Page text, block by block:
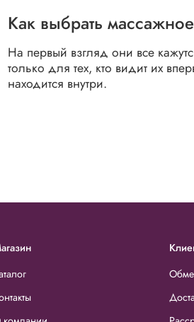
Как выбрать
На первый взгляд они все
только для тех, кто видит их
находится внутри.